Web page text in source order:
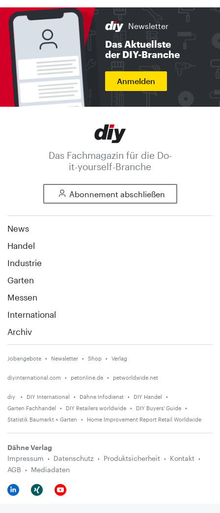
Newsletter
Das Aktuellste
der DIY-Branche
Anmelden
Das Fachmagazin für die Do-
it-yourself-Branche
Abonnement abschließen
News
Handel
Industrie
Garten
Messen
International
Archiv
Jobangebote Newsletter Shop Verlag
diyinternational.com petonline.de petworldwide.net
diy DIY International Dähne Infodienst
DIY Handel
Garten Fachhandel
DIY Retailers worldwide
DIY Buyers' Guide
Statistik Baumarkt + Garten
Home Improvement Report Retail Worldwide
Dähne Verlag
Impressum
Datenschutz Produktsicherheit
Kontakt
AGB
Mediadaten